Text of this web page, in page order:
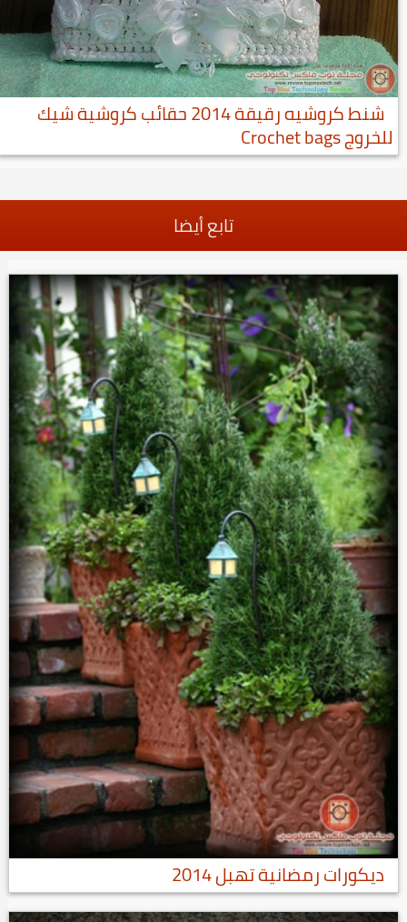
شنط كروشيه رقيقة 2014 حقائب كروشية شيك
للخروج Crochet bags
تابع أيضا
ديكورات رمضانية تهبل 2014